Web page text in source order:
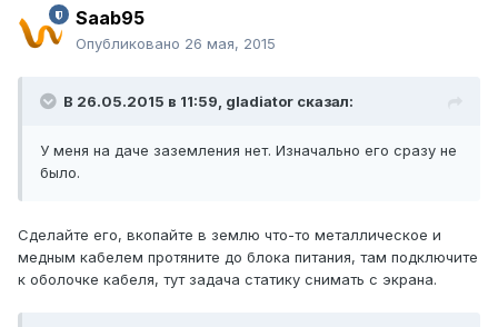
Saab95
Опубликовано 26 мая, 2015
В 26.05.2015 в 11:59, gladiator сказал:
У меня на даче заземления нет. Изначально его сразу не
было.
Сделайте его, вкопайте в землю что-то металлическое и
медным кабелем протяните до блока питания, там подключите
к оболочке кабеля, тут задача статику снимать с экрана.